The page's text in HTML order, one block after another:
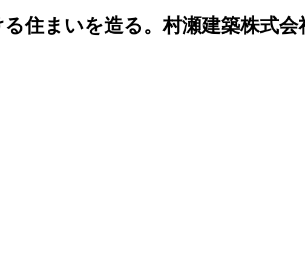
住まいを造る。村瀬建築株式会